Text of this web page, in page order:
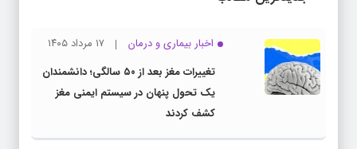
اخبار بیماری و درمان
۱۷ مرداد ۱۴۰۵
تغییرات مغز بعد از ۵۰ سالگی؛ دانشمندان
یک تحول پنهان در سیستم ایمنی مغز
کشف کردند